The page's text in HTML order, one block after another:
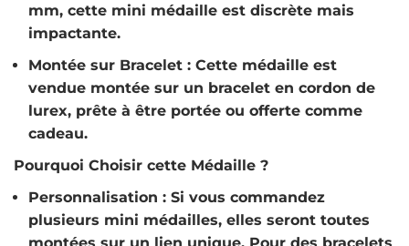
mm, cette mini médaille est discrète mais
impactante.
Montée sur Bracelet : Cette médaille est
vendue montée sur un bracelet en cordon de
lurex, prête à être portée ou offerte comme
cadeau.
Pourquoi Choisir cette Médaille ?
Personnalisation : Si vous commandez
plusieurs mini médailles, elles seront toutes
montées sur un lien unique. Pour des bracelets